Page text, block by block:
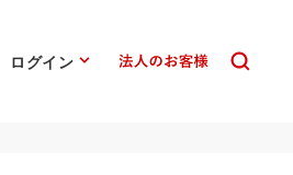
ログイン